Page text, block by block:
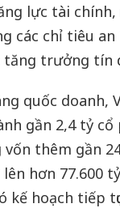
lực tài chính,
các chỉ tiêu an
trưởng tín
quốc doanh,
gần 2,4 tỷ cổ
thêm gần
hơn 77.600
kế hoạch tiếp